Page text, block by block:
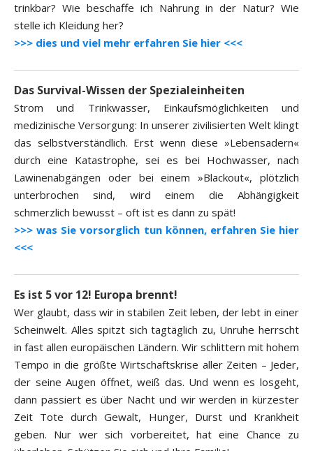
trinkbar? Wie beschaffe ich Nahrung in der Natur? Wie
stelle ich Kleidung her?
>>> dies und viel mehr erfahren Sie hier <<<
Das Survival-Wissen der Spezialeinheiten
Strom und Trinkwasser, Einkaufsmöglichkeiten und
medizinische Versorgung: In unserer zivilisierten Welt klingt
das selbstverständlich. Erst wenn diese »Lebensadern«
durch eine Katastrophe, sei es bei Hochwasser, nach
Lawinenabgängen oder bei einem »Blackout«, plötzlich
unterbrochen sind, wird einem die Abhängigkeit
schmerzlich bewusst – oft ist es dann zu spät!
>>> was Sie vorsorglich tun können, erfahren Sie hier
<<<
Es ist 5 vor 12! Europa brennt!
Wer glaubt, dass wir in stabilen Zeit leben, der lebt in einer
Scheinwelt. Alles spitzt sich tagtäglich zu, Unruhe herrscht
in fast allen europäischen Ländern. Wir schlittern mit hohem
Tempo in die größte Wirtschaftskrise aller Zeiten – Jeder,
der seine Augen öffnet, weiß das. Und wenn es losgeht,
dann passiert es über Nacht und wir werden in kürzester
Zeit Tote durch Gewalt, Hunger, Durst und Krankheit
geben. Nur wer sich vorbereitet, hat eine Chance zu